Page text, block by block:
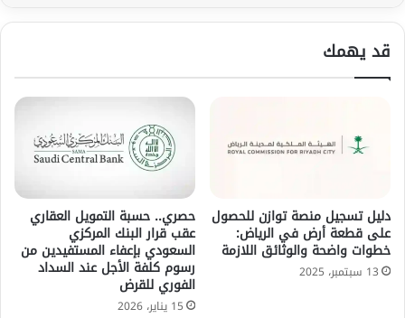
قد يهمك
دليل تسجيل منصة توازن للحصول
على قطعة أرض في الرياض:
خطوات واضحة والوثائق اللازمة
13 سبتمبر، 2025
حصري.. حسبة التمويل العقاري
عقب قرار البنك المركزي
السعودي بإعفاء المستفيدين من
رسوم كلفة الأجل عند السداد
الفوري للقرض
15 يناير، 2026